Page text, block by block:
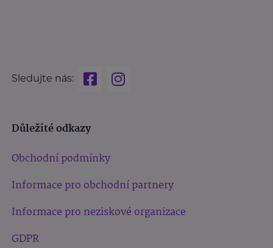
Sledujte nás:
Důležité odkazy
Obchodní podmínky
Informace pro obchodní partnery
Informace pro neziskové organizace
GDPR